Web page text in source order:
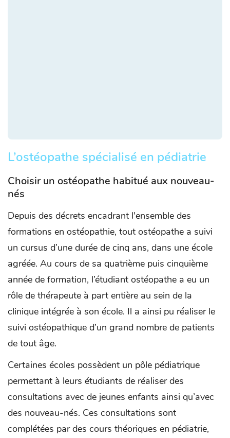
L’ostéopathe spécialisé en pédiatrie
Choisir un ostéopathe habitué aux nouveau-
nés
Depuis des décrets encadrant l'ensemble des
formations en ostéopathie, tout ostéopathe a suivi
un cursus d’une durée de cinq ans, dans une école
agréée. Au cours de sa quatrième puis cinquième
année de formation, l’étudiant ostéopathe a eu un
rôle de thérapeute à part entière au sein de la
clinique intégrée à son école. Il a ainsi pu réaliser le
suivi ostéopathique d’un grand nombre de patients
de tout âge.
Certaines écoles possèdent un pôle pédiatrique
permettant à leurs étudiants de réaliser des
consultations avec de jeunes enfants ainsi qu’avec
des nouveau-nés. Ces consultations sont
complétées par des cours théoriques en pédiatrie,